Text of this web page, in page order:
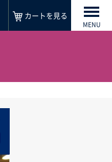
カートを見る
MENU